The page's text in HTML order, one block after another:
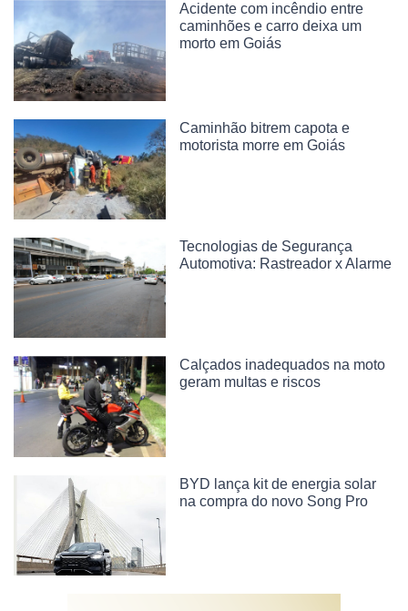
Acidente com incêndio entre
caminhões e carro deixa um
morto em Goiás
Caminhão bitrem capota e
motorista morre em Goiás
Tecnologias de Segurança
Automotiva: Rastreador x Alarme
Calçados inadequados na moto
geram multas e riscos
BYD lança kit de energia solar
na compra do novo Song Pro